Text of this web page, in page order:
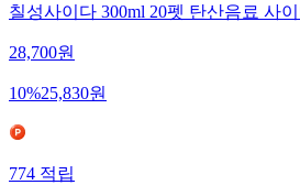
칠성사이다 300ml 20펫 탄산음료 사
28,700원
10%25,830원
774적립